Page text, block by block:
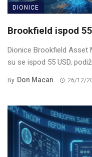
DIONICE
Brookfield ispod
Dionice Brookfield Asset
su se ispod 55 USD,
By Don Macan 26/12/